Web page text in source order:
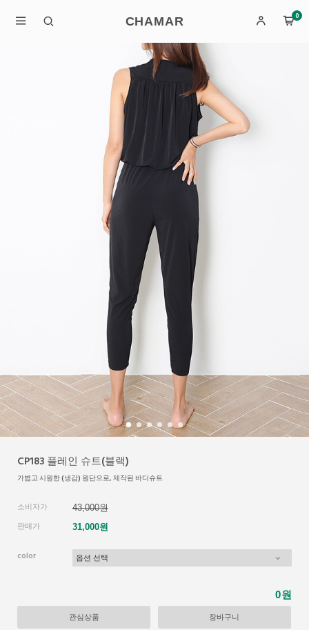
CHAMAR 0
CP183 플레인 슈트(블랙)
가볍고 시원한 (냉감) 원단으로, 제작된 바디슈트
소비자가
43,000원
판매가
31,000원
color
0원
관심상품 장바구니